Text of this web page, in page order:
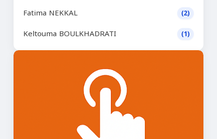
Fatima NEKKAL (2)
Keltouma BOULKHADRATI (1)